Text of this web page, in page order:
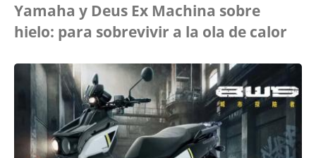
Yamaha y Deus Ex Machina sobre
hielo: para sobrevivir a la ola de calor